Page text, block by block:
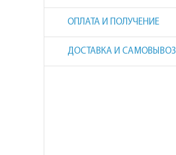
ОПЛАТА И ПОЛУЧЕНИЕ
ДОСТАВКА И САМОВЫВОЗ